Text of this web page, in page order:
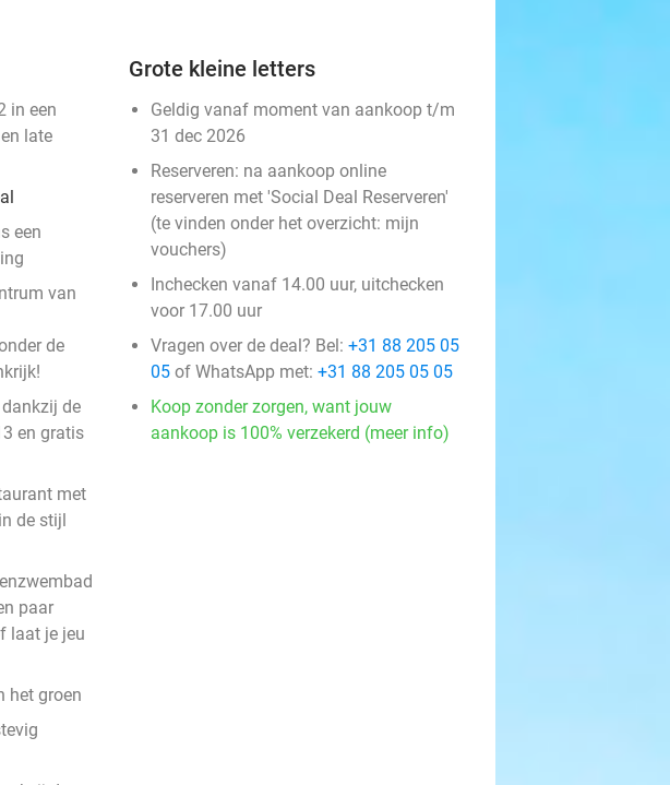
in een
late
een
van
de
de
en gratis
met
de stijl
paar
laat je jeu
het groen
Grote kleine letters
Geldig vanaf moment van aankoop t/m
31 dec 2026
Reserveren: na aankoop online
reserveren met 'Social Deal Reserveren'
(te vinden onder het overzicht: mijn
vouchers)
Inchecken vanaf 14.00 uur, uitchecken
voor 17.00 uur
Vragen over de deal? Bel: +31 88 205 05
05 of WhatsApp met: +31 88 205 05 05
Koop zonder zorgen, want jouw
aankoop is 100% verzekerd (meer info)